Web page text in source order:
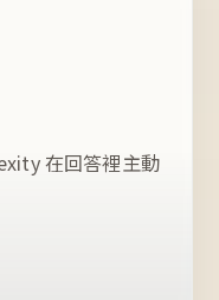
在回答裡主動